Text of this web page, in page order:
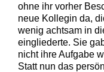
ohne ihr vorher
neue Kollegin da,
wenig achtsam in
eingliederte. Sie
nicht ihre Aufgabe
Statt nun das